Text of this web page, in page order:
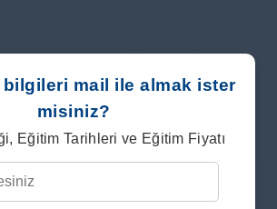
mail ile almak ister
misiniz?
Eğitim Tarihleri ve Eğitim Fiyatı